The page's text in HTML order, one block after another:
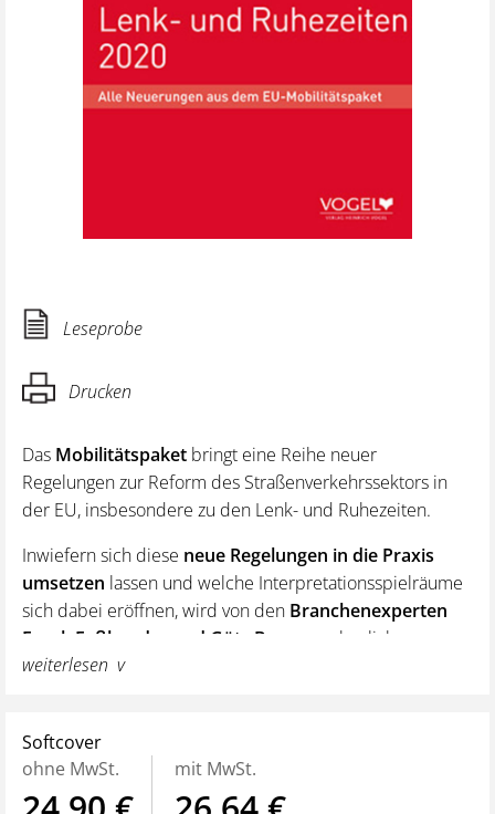
Leseprobe
Drucken
Das Mobilitätspaket bringt eine Reihe neuer
Regelungen zur Reform des Straßenverkehrssektors in
der EU, insbesondere zu den Lenk- und Ruhezeiten.
Inwiefern sich diese neue Regelungen in die Praxis
umsetzen lassen und welche Interpretationsspielräume
sich dabei eröffnen, wird von den Branchenexperten
Frank Faßbender und Götz Bopp
anschaulich
dargestellt und kommentiert.
praktischen Tipps, hilfreichen QR-Codes und einer
Gegenüberstellung der neuen und bisherigen EU-
Regelungen.
weiterlesen
Softcover
ohne MwSt.
mit MwSt.